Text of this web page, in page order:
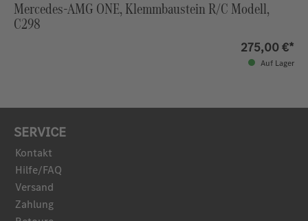
Mercedes‑AMG ONE, Klemmbaustein R/C Modell,
C298
275,00 €*
Auf Lager
SERVICE
Kontakt
Hilfe/FAQ
Versand
Zahlung